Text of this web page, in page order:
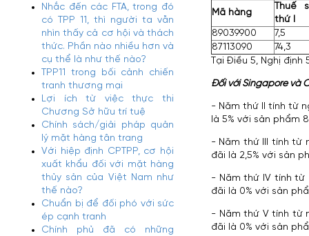
Nhắc đến các FTA, trong đó
có TPP 11, thì người ta vẫn
nhìn thấy cả cơ hội và thách
thức. Phần nào nhiều hơn và
cụ thể là như thế nào?
TPP11 trong bối cảnh chiến
tranh thương mại
Lợi ích từ việc thực thi
Chương Sở hữu trí tuệ
Chính sách/giải pháp quản
lý mặt hàng tân trang
Với hiệp định CPTPP, cơ hội
xuất khẩu đối với mặt hàng
thủy sản của Việt Nam như
thế nào?
Chuẩn bị để đối phó với sức
ép cạnh tranh
Chính phủ đã có những
Mã hàng
Thuế
thứ I
89039900
7,5
87113090
74,3
Tại Điều 5, Nghị
Đối với Singapore và
- Năm thứ II tính từ
là 5% với sản phẩm
- Năm thứ III tính từ
đãi là 2,5% với sản
- Năm thứ IV tính từ
đãi là 0% với sản
- Năm thứ V tính từ
đãi là 0% với sản